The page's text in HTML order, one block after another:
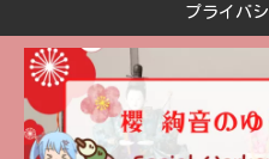
プライバ